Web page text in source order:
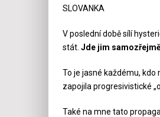
SLOVANKA
V poslední době sílí
stát. Jde jim
To je jasné každému,
zapojila progresivistické
Také na mne tato